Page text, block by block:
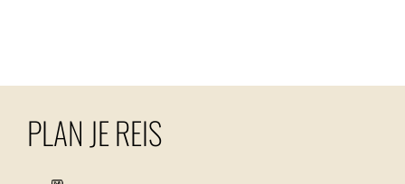
PLAN JE REIS